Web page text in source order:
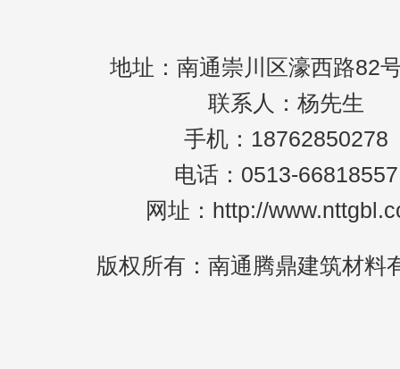
地址：南通崇川区濠西路82
联系人：杨先生
手机：18762850278
电话：0513-66818557
网址：http://
版权所有：南通腾鼎建筑材料